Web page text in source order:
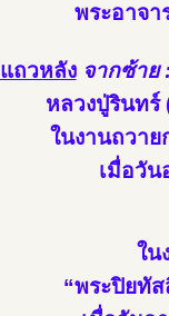
พระอาจ
แถวหลัง จากซ้าย
หลวงปู่รินทร์
ในงานถวาย
เมื่อวั
ใน
“พระปิยทั